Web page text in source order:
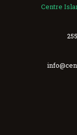
Centre